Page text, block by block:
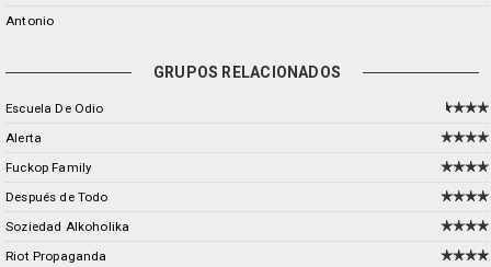
Antonio
GRUPOS RELACIONADOS
Escuela De Odio
Alerta
Fuckop Family
Después de Todo
Soziedad Alkoholika
Riot Propaganda